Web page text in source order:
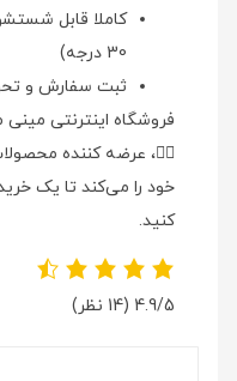
کاملا قابل
30 درجه)
ثبت سفارش و
فروشگاه اینترنتی
👉🏻، عرضه کننده
خود را می‌کند تا یک
کنید.
4.9/5 (14 نظر)